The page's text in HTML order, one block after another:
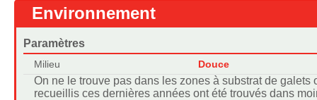
Environnement
Paramètres
Milieu Douce
On ne le trouve pas dans les zones à substrat de
recueillis ces dernières années ont été trouvés dans